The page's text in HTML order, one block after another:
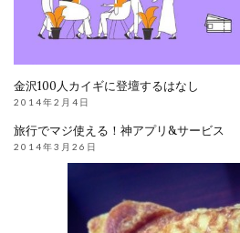
金沢100人カイギに登壇するはなし
2014年2月4日
旅行でマジ使える！神アプリ&サービス
2014年3月26日